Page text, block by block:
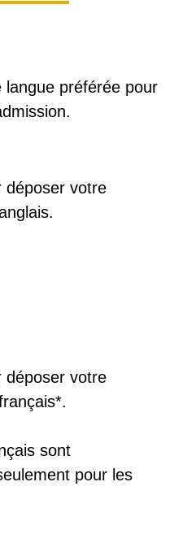
langue préférée pour
déposer votre
déposer votre
sont
pour les